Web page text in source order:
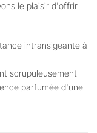
le plaisir d'offrir
intransigeante à
scrupuleusement
parfumée d'une